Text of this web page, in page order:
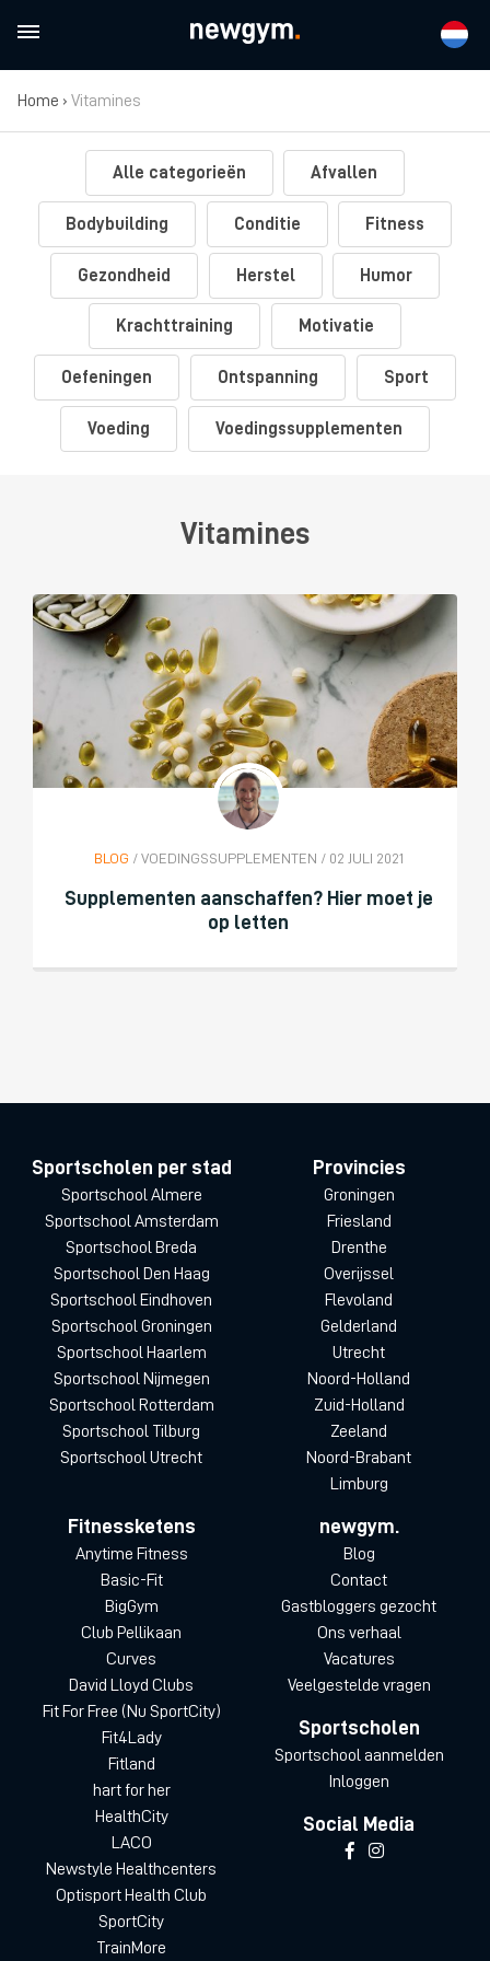
Home › Vitamines
Alle categorieën Afvallen
Bodybuilding Conditie Fitness
Gezondheid Herstel Humor
Krachttraining Motivatie
Oefeningen Ontspanning Sport
Voeding Voedingssupplementen
Vitamines
BLOG / VOEDINGSSUPPLEMENTEN / 02 JULI 2021
Supplementen aanschaffen? Hier moet je
op letten
Sportscholen per stad
Sportschool Almere
Sportschool Amsterdam
Sportschool Breda
Sportschool Den Haag
Sportschool Eindhoven
Sportschool Groningen
Sportschool Haarlem
Sportschool Nijmegen
Sportschool Rotterdam
Sportschool Tilburg
Sportschool Utrecht
Provincies
Groningen
Friesland
Drenthe
Overijssel
Flevoland
Gelderland
Utrecht
Noord-Holland
Zuid-Holland
Zeeland
Noord-Brabant
Limburg
Fitnessketens
Anytime Fitness
Basic-Fit
BigGym
Club Pellikaan
Curves
David Lloyd Clubs
Fit For Free (Nu SportCity)
Fit4Lady
Fitland
hart for her
HealthCity
LACO
Newstyle Healthcenters
Optisport Health Club
SportCity
TrainMore
newgym.
Blog
Contact
Gastbloggers gezocht
Ons verhaal
Vacatures
Veelgestelde vragen
Sportscholen
Sportschool aanmelden
Inloggen
Social Media